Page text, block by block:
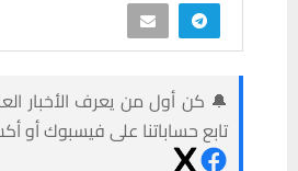
🔔 كن أول من يعرف الأخبار
تابع حساباتنا على فيسبوك أو